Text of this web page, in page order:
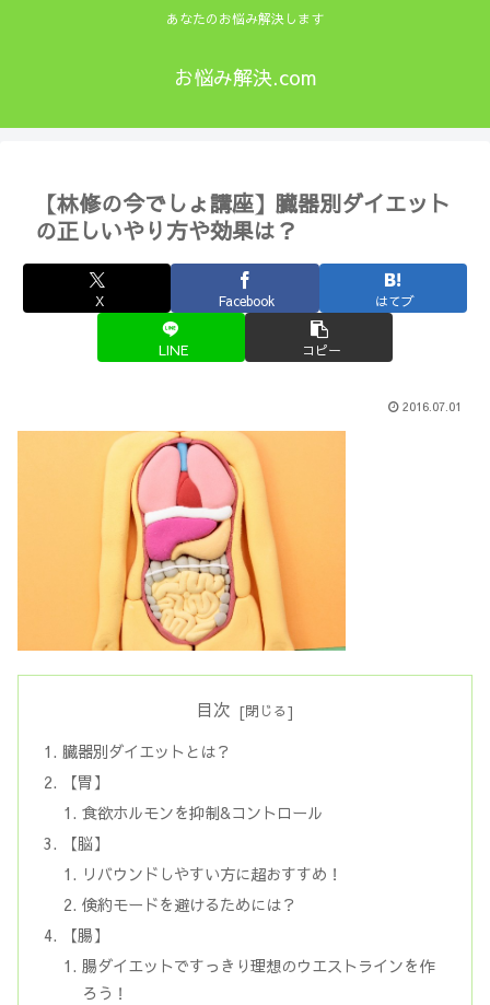
あなたのお悩み解決します
お悩み解決.com
【林修の今でしょ講座】臓器別ダイエット
の正しいやり方や効果は？
X Facebook はてブ
LINE コピー
2016.07.01
目次
臓器別ダイエットとは？
【胃】
食欲ホルモンを抑制&コントロール
【脳】
リバウンドしやすい方に超おすすめ！
倹約モードを避けるためには？
【腸】
腸ダイエットですっきり理想のウエストラインを作
ろう！